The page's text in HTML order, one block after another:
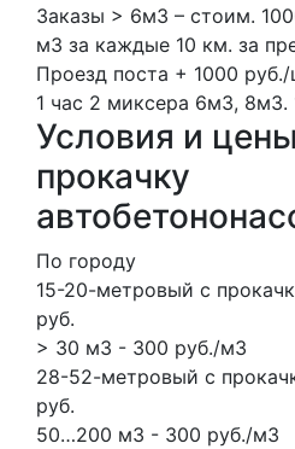
Заказы > 6м3 – стоим.
м3 за каждые 10 км. за
Проезд поста + 1000 руб./
1 час 2 миксера 6м3, 8м3.
Условия и
прокачку
По городу
15-20-метровый с
руб.
> 30 м3 - 300 руб./м3
28-52-метровый с
руб.
50…200 м3 - 300 руб./м3